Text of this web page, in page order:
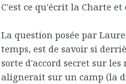
C'est ce qu'écrit la Charte et
La question posée par
temps, est de savoir si
sorte d'accord secret sur
alignerait sur un camp (la